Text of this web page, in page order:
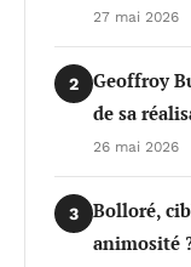
27 mai 2026
2
Geoffroy
de sa
26 mai 2026
3
Bolloré,
animosité